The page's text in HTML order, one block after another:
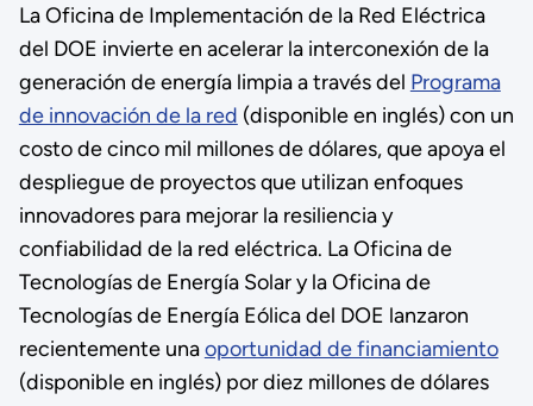
La Oficina de Implementación de la Red Eléctrica
del DOE invierte en acelerar la interconexión de la
generación de energía limpia a través del Programa
de innovación de la red (disponible en inglés) con un
costo de cinco mil millones de dólares, que apoya el
despliegue de proyectos que utilizan enfoques
innovadores para mejorar la resiliencia y
confiabilidad de la red eléctrica. La Oficina de
Tecnologías de Energía Solar y la Oficina de
Tecnologías de Energía Eólica del DOE lanzaron
recientemente unaoportunidad de financiamiento
(disponible en inglés) por diez millones de dólares